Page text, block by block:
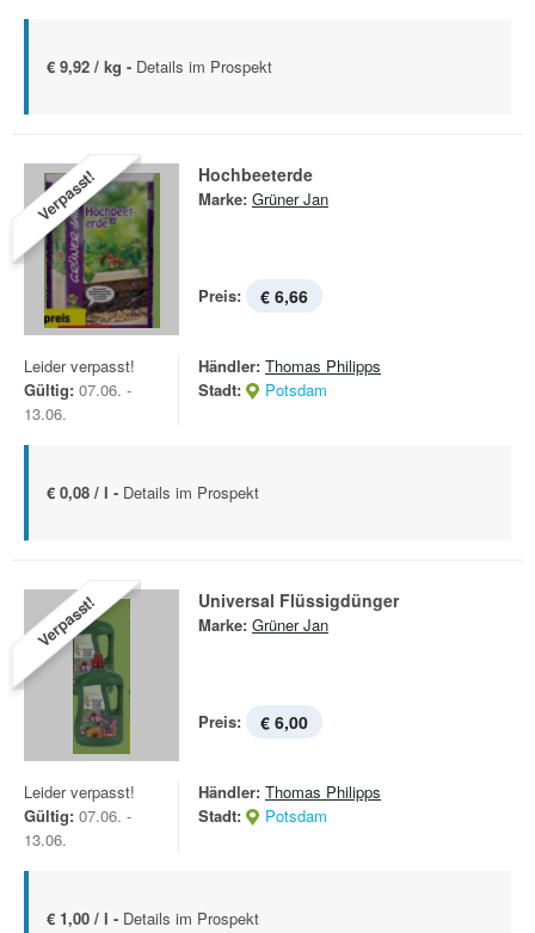
€ 9,92 / kg - Details im Prospekt
Verpasst! Hochbeeterde
Marke: Grüner Jan
Preis: € 6,66
Leider verpasst!
Gültig: 07.06. -
13.06.
Händler: Thomas Philipps
Stadt:
Potsdam
€ 0,08 / l - Details im Prospekt
Verpasst! Universal Flüssigdünger
Marke: Grüner Jan
Preis: € 6,00
Leider verpasst!
Gültig: 07.06. -
13.06.
Händler: Thomas Philipps
Stadt:
Potsdam
€ 1,00 / l - Details im Prospekt